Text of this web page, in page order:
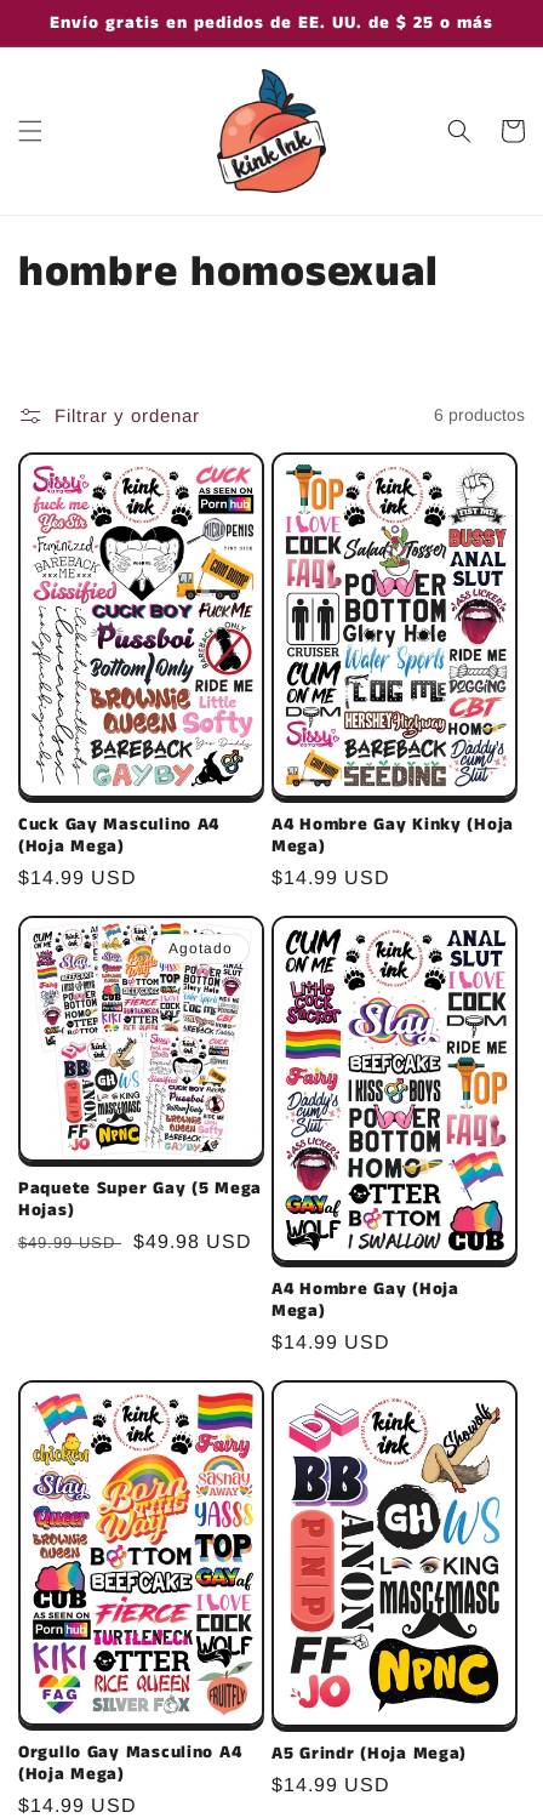
directamente
al contenido
Envío gratis en pedidos de EE. UU. de $ 25 o más
Carrito
C
e
c
c
ó
n
hombre homosexual
Filtrar y ordenar 6 productos
Cuck Gay Masculino A4
(Hoja Mega)
Precio
$14.99 USD
A4 Hombre Gay Kinky (Hoja
Mega)
Precio
$14.99 USD
Agotado
Paquete Super Gay (5 Mega
Hojas)
Precio
$49.99 USD
Precio
$49.98 USD
A4 Hombre Gay (Hoja
Mega)
Precio
$14.99 USD
Orgullo Gay Masculino A4
(Hoja Mega)
Precio
$14.99 USD
A5 Grindr (Hoja Mega)
Precio
$14.99 USD